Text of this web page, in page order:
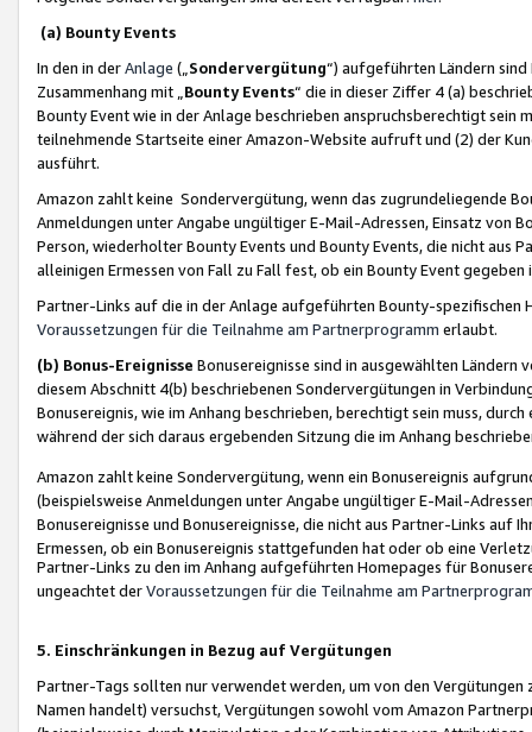
(a) Bounty Events
In den in derAnlage („ Sondervergütung“) aufgeführten Ländern
Zusammenhang mit „ Bounty Events“ die in dieser Ziffer 4 (a)
Bounty Event wie in der Anlage beschrieben anspruchsberechtigt sein
teilnehmende Startseite einer Amazon-Website aufruft und (2) der
ausführt.
Amazon zahlt keine Sondervergütung, wenn das zugrundeliegende
Anmeldungen unter Angabe ungültiger E-Mail-Adressen, Einsatz von
Person, wiederholter Bounty Events und Bounty Events, die nicht
alleinigen Ermessen von Fall zu Fall fest, ob ein Bounty Event
Partner-Links auf die in der Anlage aufgeführten Bounty-spezifischen
Voraussetzungen für die Teilnahme am Partnerprogramm erlaubt.
(b) Bonus-Ereignisse Bonusereignisse sind in ausgewählten Ländern
diesem Abschnitt 4(b) beschriebenen Sondervergütungen in
Bonusereignis, wie im Anhang beschrieben, berechtigt sein muss,
während der sich daraus ergebenden Sitzung die im Anhang
Amazon zahlt keine Sondervergütung, wenn ein Bonusereignis
(beispielsweise Anmeldungen unter Angabe ungültiger E-Mail-
Bonusereignisse und Bonusereignisse, die nicht aus Partner-Links auf
Ermessen, ob ein Bonusereignis stattgefunden hat oder ob eine
Partner-Links zu den im Anhang aufgeführten Homepages für
ungeachtet derVoraussetzungen für die Teilnahme am
5. Einschränkungen in Bezug auf Vergütungen
Partner-Tags sollten nur verwendet werden, um von den
Namen handelt) versuchst, Vergütungen sowohl vom Amazon